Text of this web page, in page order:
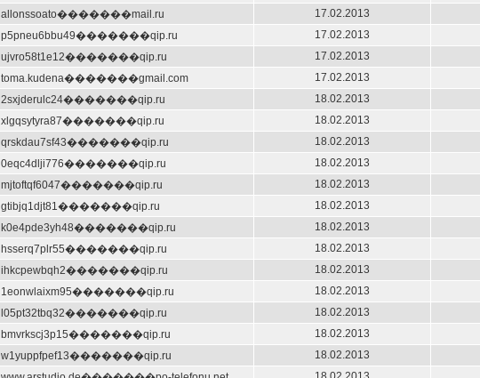
allonssoato�������mail.ru
17.02.2013
p5pneu6bbu49�������qip.ru
17.02.2013
ujvro58t1e12�������qip.ru
17.02.2013
toma.kudena�������gmail.com
17.02.2013
2sxjderulc24�������qip.ru
18.02.2013
xlgqsytyra87�������qip.ru
18.02.2013
qrskdau7sf43�������qip.ru
18.02.2013
0eqc4dlji776�������qip.ru
18.02.2013
mjtoftqf6047�������qip.ru
18.02.2013
gtibjq1djt81�������qip.ru
18.02.2013
k0e4pde3yh48�������qip.ru
18.02.2013
hsserq7plr55�������qip.ru
18.02.2013
ihkcpewbqh2�������qip.ru
18.02.2013
1eonwlaixm95�������qip.ru
18.02.2013
l05pt32tbq32�������qip.ru
18.02.2013
bmvrkscj3p15�������qip.ru
18.02.2013
w1yuppfpef13�������qip.ru
18.02.2013